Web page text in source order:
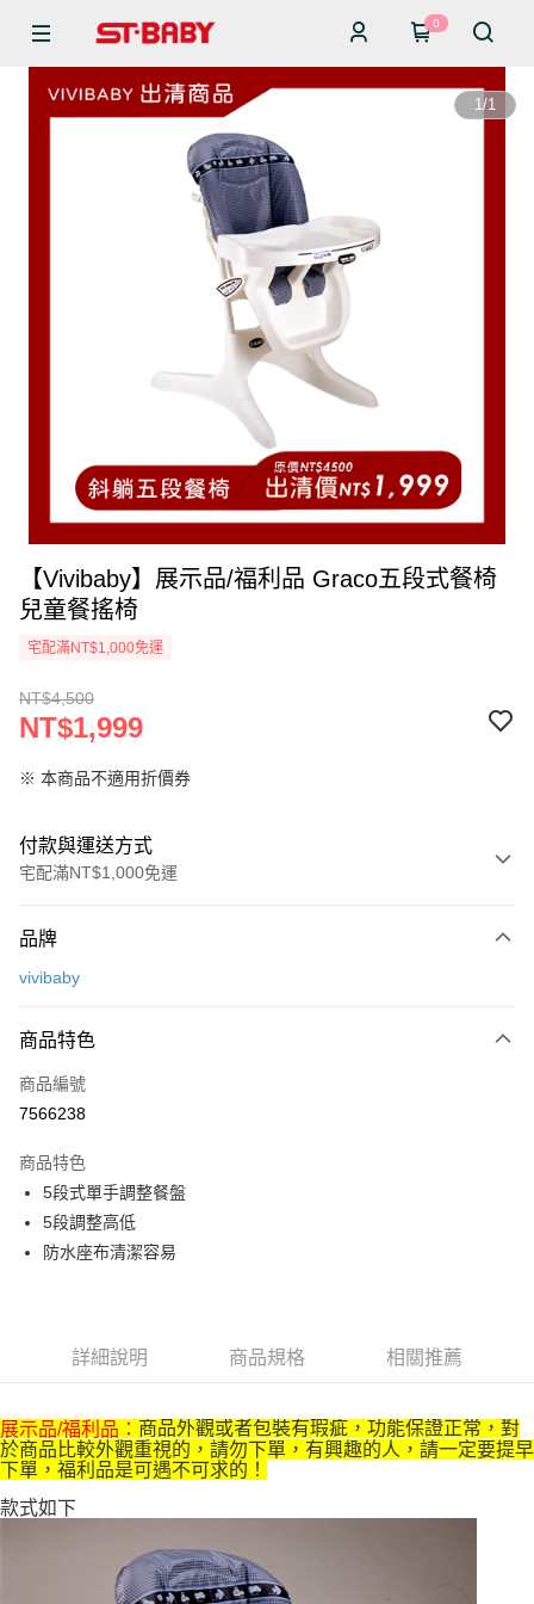
0
1/1
【Vivibaby】展示品/福利品 Graco五段式餐椅
兒童餐搖椅
宅配滿NT$1,000免運
NT$4,500
NT$1,999
※ 本商品不適用折價券
付款與運送方式
宅配滿NT$1,000免運
信用卡一次付款
街口支付
悠遊付
運送方式
基本宅配
每筆NT$150，滿NT$1,000(含以上)免運費
品牌
vivibaby
商品特色
商品編號
7566238
商品特色
5段式單手調整餐盤
5段調整高低
防水座布清潔容易
詳細說明 商品規格 相關推薦
展示品/福利品： 商品外觀或者包裝有瑕疵，功能保證正常，對
於商品比較外觀重視的，請勿下單，有興趣的人，請一定要提早
下單，福利品是可遇不可求的！
款式如下